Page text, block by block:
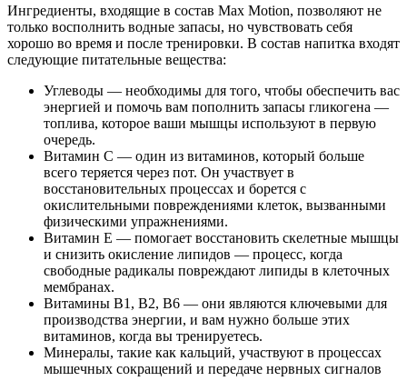
Ингредиенты, входящие в состав Max Motion, позволяют не
только восполнить водные запасы, но чувствовать себя
хорошо во время и после тренировки. В состав напитка входят
следующие питательные вещества:
Углеводы — необходимы для того, чтобы обеспечить вас
энергией и помочь вам пополнить запасы гликогена —
топлива, которое ваши мышцы используют в первую
очередь.
Витамин С — один из витаминов, который больше
всего теряется через пот. Он участвует в
восстановительных процессах и борется с
окислительными повреждениями клеток, вызванными
физическими упражнениями.
Витамин Е — помогает восстановить скелетные мышцы
и снизить окисление липидов — процесс, когда
свободные радикалы повреждают липиды в клеточных
мембранах.
Витамины B1, B2, B6 — они являются ключевыми для
производства энергии, и вам нужно больше этих
витаминов, когда вы тренируетесь.
Минералы, такие как кальций, участвуют в процессах
мышечных сокращений и передаче нервных сигналов